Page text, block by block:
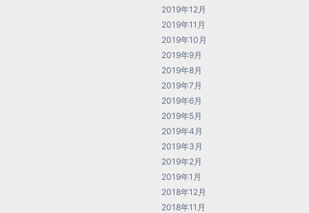
2019年12月
2019年11月
2019年10月
2019年9月
2019年8月
2019年7月
2019年6月
2019年5月
2019年4月
2019年3月
2019年2月
2019年1月
2018年12月
2018年11月